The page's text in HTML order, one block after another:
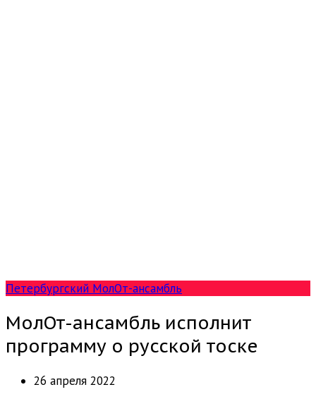
Петербургский МолОт-ансамбль
МолОт-ансамбль исполнит
программу о русской тоске
26 апреля 2022